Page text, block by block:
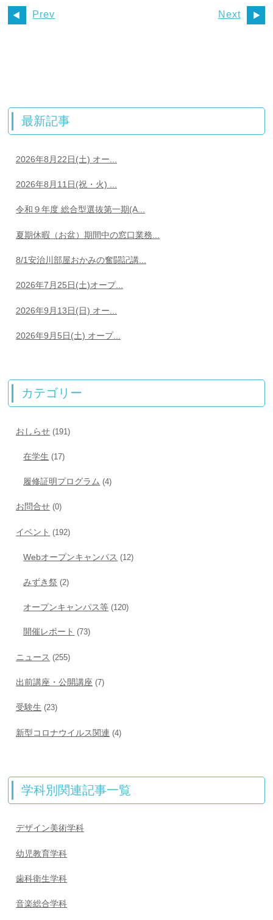
Prev Next
最新記事
2026年8月22日(土) オー...
2026年8月11日(祝・火) ...
令和９年度 総合型選抜第一期(A...
夏期休暇（お盆）期間中の窓口業務...
8/1安治川部屋おかみの奮闘記講...
2026年7月25日(土)オープ...
2026年9月13日(日) オー...
2026年9月5日(土) オープ...
カテゴリー
おしらせ (191)
在学生 (17)
履修証明プログラム (4)
お問合せ (0)
イベント (192)
Webオープンキャンパス (12)
みずき祭 (2)
オープンキャンパス等 (120)
開催レポート (73)
ニュース (255)
出前講座・公開講座 (7)
受験生 (23)
新型コロナウイルス関連 (4)
学科別関連記事一覧
デザイン美術学科
幼児教育学科
歯科衛生学科
音楽総合学科